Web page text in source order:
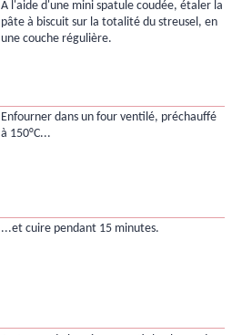
À l'aide d'une mini spatule coudée, étaler la
pâte à biscuit sur la totalité du streusel, en
une couche régulière.
Enfourner dans un four ventilé, préchauffé
à 150°C...
...et cuire pendant 15 minutes.